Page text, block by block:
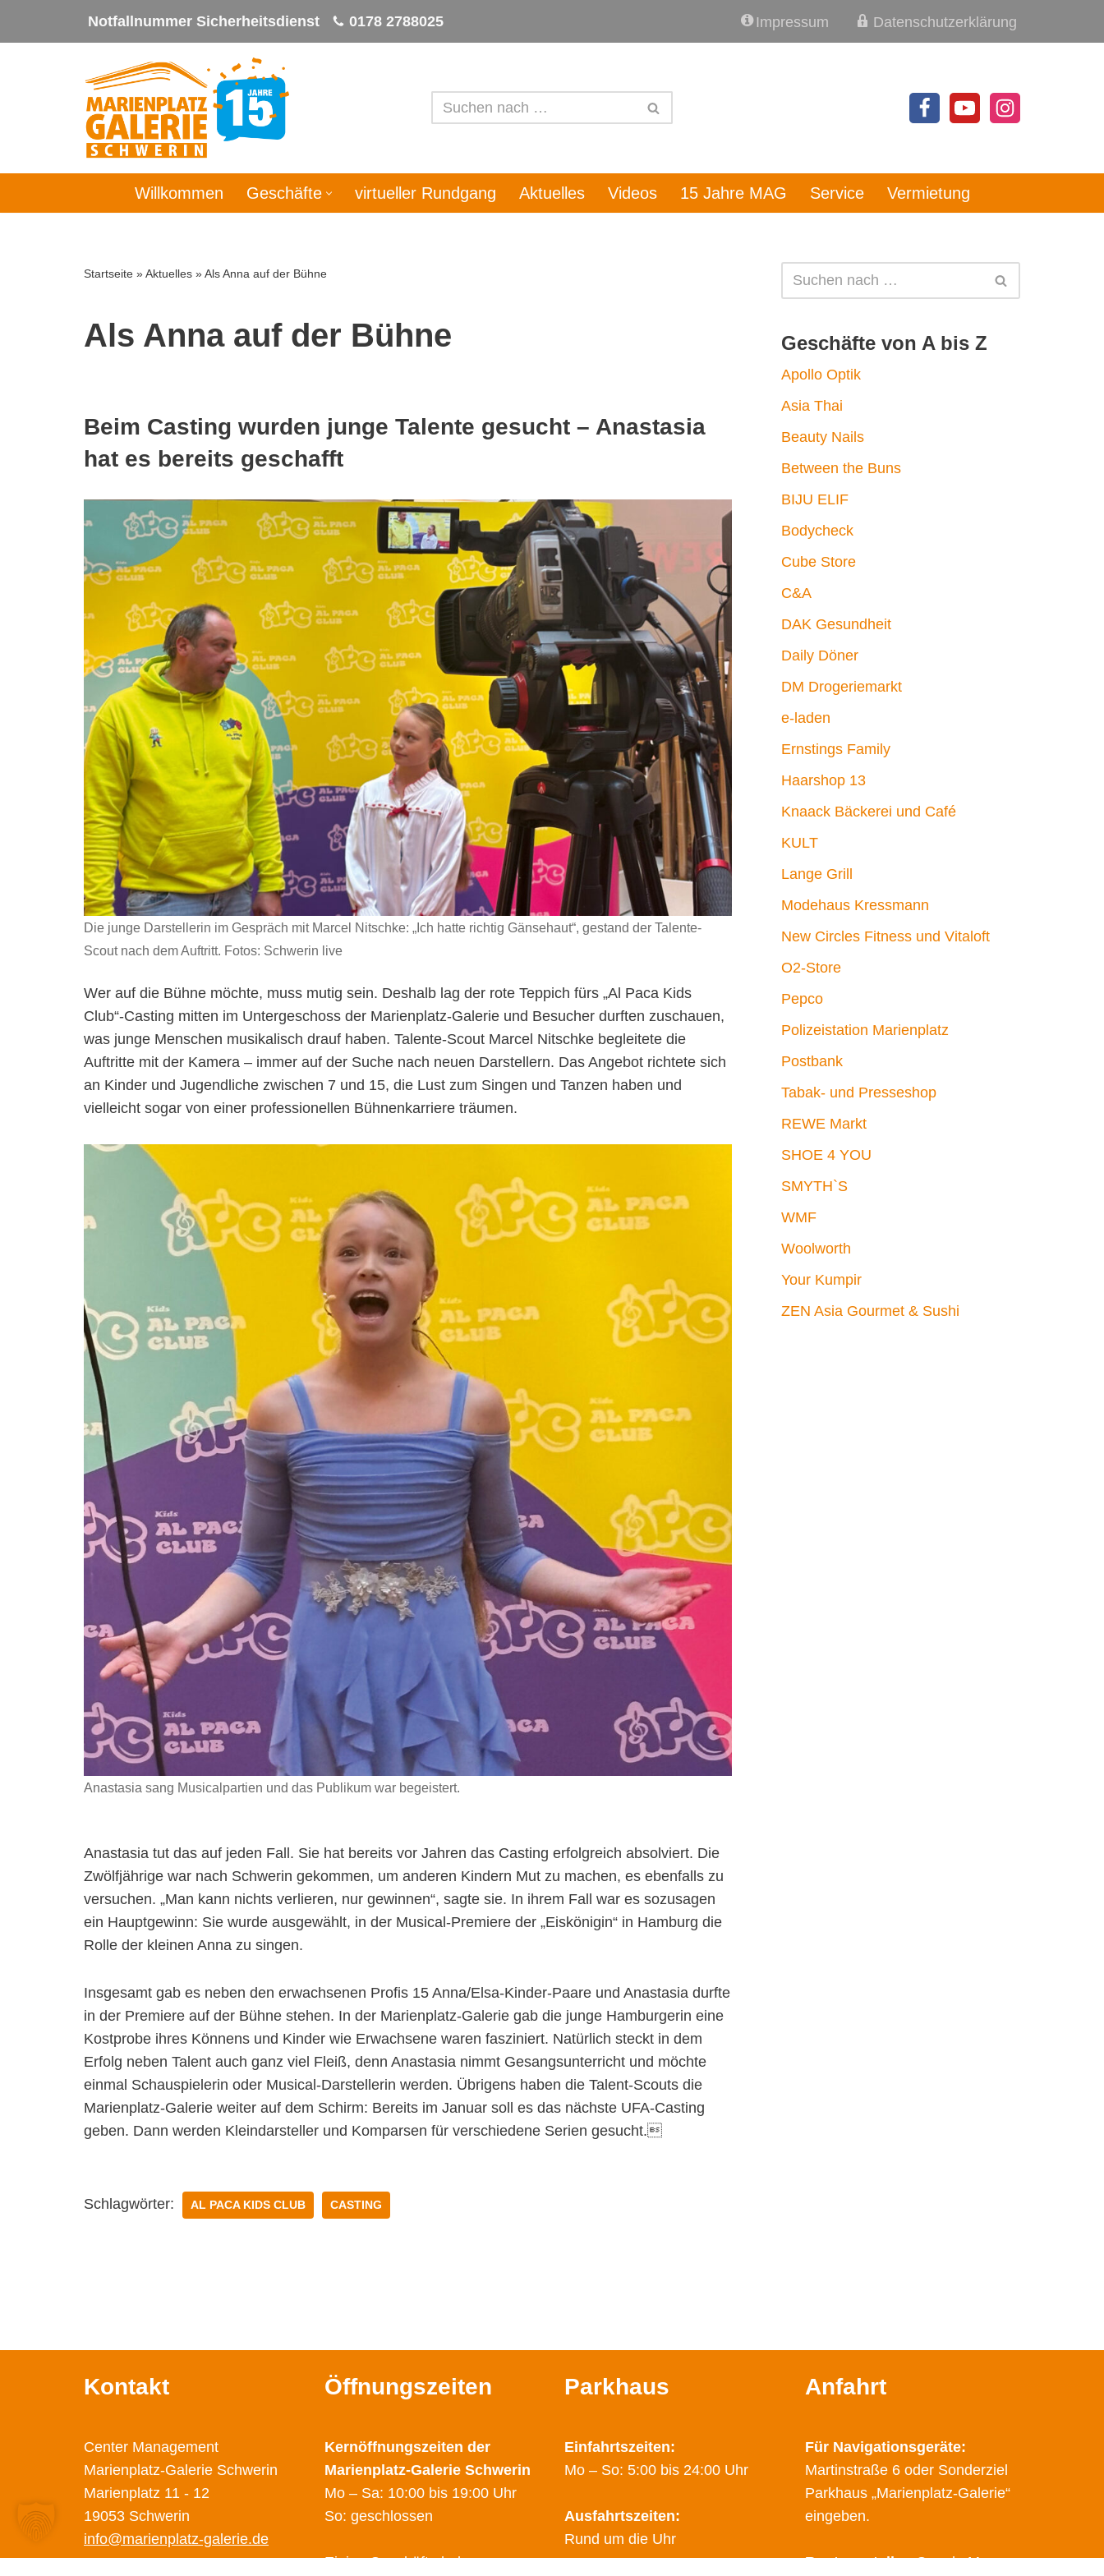
Zum
Notfallnummer Sicherheitsdienst 0178 2788025 Impressum Datenschutzerklärung
Willkommen Geschäfte virtueller Rundgang Aktuelles Videos 15 Jahre MAG Service Vermietung
Startseite »Aktuelles »Als Anna auf der Bühne
Als Anna auf der Bühne
Beim Casting wurden junge Talente gesucht – Anastasia
hat es bereits geschafft
Die junge Darstellerin im Gespräch mit Marcel Nitschke: „Ich hatte richtig Gänsehaut“, gestand der Talente-
Scout nach dem Auftritt. Fotos: Schwerin live
Wer auf die Bühne möchte, muss mutig sein. Deshalb lag der rote Teppich fürs „Al Paca Kids
Club“-Casting mitten im Untergeschoss der Marienplatz-Galerie und Besucher durften zuschauen,
was junge Menschen musikalisch drauf haben. Talente-Scout Marcel Nitschke begleitete die
Auftritte mit der Kamera – immer auf der Suche nach neuen Darstellern. Das Angebot richtete sich
an Kinder und Jugendliche zwischen 7 und 15, die Lust zum Singen und Tanzen haben und
vielleicht sogar von einer professionellen Bühnenkarriere träumen.
Anastasia sang Musicalpartien und das Publikum war begeistert.
Anastasia tut das auf jeden Fall. Sie hat bereits vor Jahren das Casting erfolgreich absolviert. Die
Zwölfjährige war nach Schwerin gekommen, um anderen Kindern Mut zu machen, es ebenfalls zu
versuchen. „Man kann nichts verlieren, nur gewinnen“, sagte sie. In ihrem Fall war es sozusagen
ein Hauptgewinn: Sie wurde ausgewählt, in der Musical-Premiere der „Eiskönigin“ in Hamburg die
Rolle der kleinen Anna zu singen.
Insgesamt gab es neben den erwachsenen Profis 15 Anna/Elsa-Kinder-Paare und Anastasia durfte
in der Premiere auf der Bühne stehen. In der Marienplatz-Galerie gab die junge Hamburgerin eine
Kostprobe ihres Könnens und Kinder wie Erwachsene waren fasziniert. Natürlich steckt in dem
Erfolg neben Talent auch ganz viel Fleiß, denn Anastasia nimmt Gesangsunterricht und möchte
einmal Schauspielerin oder Musical-Darstellerin werden. Übrigens haben die Talent-Scouts die
Marienplatz-Galerie weiter auf dem Schirm: Bereits im Januar soll es das nächste UFA-Casting
geben. Dann werden Kleindarsteller und Komparsen für verschiedene Serien gesucht.
Schlagwörter: AL PACA KIDS CLUB CASTING
Geschäfte von A bis Z
Apollo Optik
Asia Thai
Beauty Nails
Between the Buns
BIJU ELIF
Bodycheck
Cube Store
C&A
DAK Gesundheit
Daily Döner
DM Drogeriemarkt
e-laden
Ernstings Family
Haarshop 13
Knaack Bäckerei und Café
KULT
Lange Grill
Modehaus Kressmann
New Circles Fitness und Vitaloft
O2-Store
Pepco
Polizeistation Marienplatz
Postbank
Tabak- und Presseshop
REWE Markt
SHOE 4 YOU
SMYTH`S
WMF
Woolworth
Your Kumpir
ZEN Asia Gourmet & Sushi
Kontakt
Center Management
Marienplatz-Galerie Schwerin
Marienplatz 11 - 12
19053 Schwerin
info@marienplatz-galerie.de
Öffnungszeiten
Kernöffnungszeiten der
Marienplatz-Galerie Schwerin
Mo – Sa: 10:00 bis 19:00 Uhr
So: geschlossen
Einige Geschäfte haben
Parkhaus
Einfahrtszeiten:
Mo – So: 5:00 bis 24:00 Uhr
Ausfahrtszeiten:
Rund um die Uhr
Anfahrt
Für Navigationsgeräte:
Martinstraße 6 oder Sonderziel
Parkhaus „Marienplatz-Galerie“
eingeben.
Route erstellenGoogle Maps